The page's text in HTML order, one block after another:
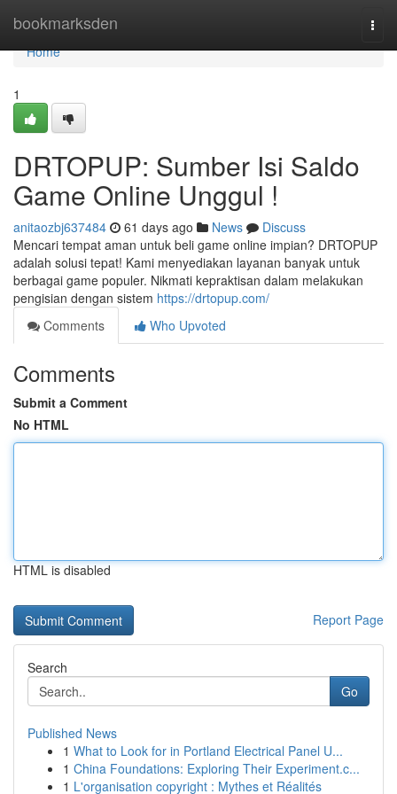
bookmarksden
Home
Home
1
DRTOPUP: Sumber Isi Saldo
Game Online Unggul !
anitaozbj637484 61 days ago News
Discuss
Mencari tempat aman untuk beli game online impian? DRTOPUP
adalah solusi tepat! Kami menyediakan layanan banyak untuk
berbagai game populer. Nikmati kepraktisan dalam melakukan
pengisian dengan sistem https://drtopup.com/
Comments
Who Upvoted
Comments
Submit a Comment
No HTML
HTML is disabled
Report Page
Search
Go
Published News
1 What to Look for in Portland Electrical Panel U...
1 China Foundations: Exploring Their Experiment.c...
1 L'organisation copyright : Mythes et Réalités